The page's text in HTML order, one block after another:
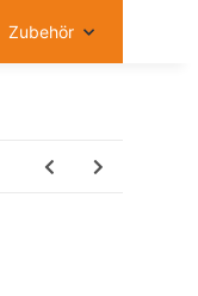
Zubehör